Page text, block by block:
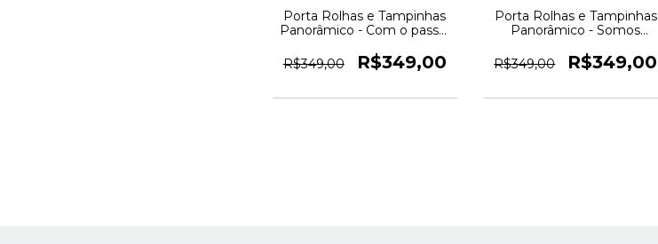
Porta Rolhas e Tampinhas
Panorâmico - Com o passar
R$349,00
R$349,00
Porta Rolhas e Tampinhas
Panorâmico - Somos
R$349,00
R$349,00